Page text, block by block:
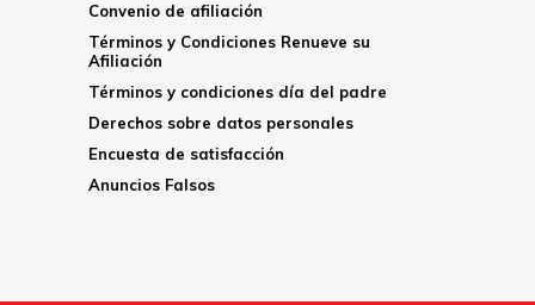
Convenio de afiliación
Términos y Condiciones Renueve su
Afiliación
Términos y condiciones día del padre
Derechos sobre datos personales
Encuesta de satisfacción
Anuncios Falsos